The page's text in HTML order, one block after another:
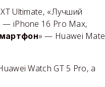
Ultimate, «Лучший
— iPhone 16 Pro Max,
» — Huawei Mate
Watch GT 5 Pro, а